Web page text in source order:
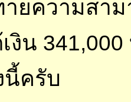
ยความสาม
งิน
นี้ครับ